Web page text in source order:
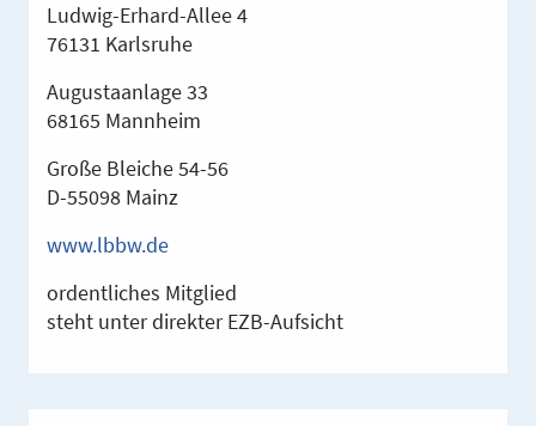
Ludwig-Erhard-Allee 4
76131 Karlsruhe
Augustaanlage 33
68165 Mannheim
Große Bleiche 54-56
D-55098 Mainz
www.lbbw.de
ordentliches Mitglied
steht unter direkter EZB-Aufsicht